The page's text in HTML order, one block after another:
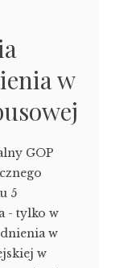
w
GOP
5
- tylko w
w
w